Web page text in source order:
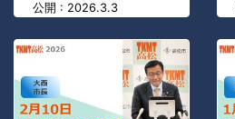
公開 : 2026.3.3